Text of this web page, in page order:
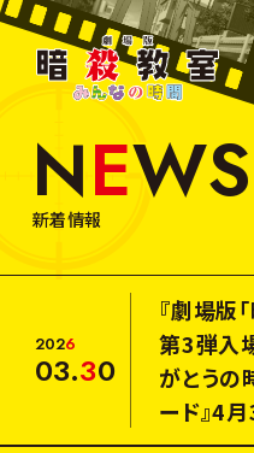
劇
場
教
み
ん
NE
TI
入場
I NTRO
NEWS
新着情報
2026
03.30
『劇場版
第3弾入
がとうの
ード』4